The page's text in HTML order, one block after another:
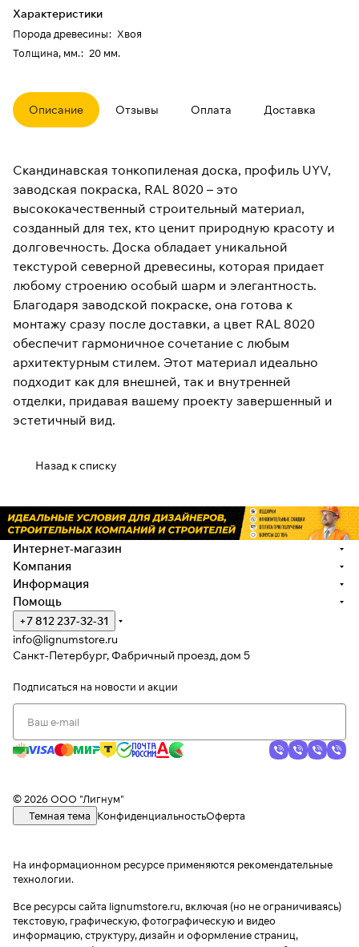
Характеристики
Порода древесины: Хвоя
Толщина, мм.: 20 мм.
Описание Отзывы Оплата Доставка
Скандинавская тонкопиленая доска, профиль UYV,
заводская покраска, RAL 8020 – это
высококачественный строительный материал,
созданный для тех, кто ценит природную красоту и
долговечность. Доска обладает уникальной
текстурой северной древесины, которая придает
любому строению особый шарм и элегантность.
Благодаря заводской покраске, она готова к
монтажу сразу после доставки, а цвет RAL 8020
обеспечит гармоничное сочетание с любым
архитектурным стилем. Этот материал идеально
подходит как для внешней, так и внутренней
отделки, придавая вашему проекту завершенный и
эстетичный вид.
Назад к списку
Интернет-магазин
Компания
Информация
Помощь
+7 812 237-32-31
info@lignumstore.ru
Санкт-Петербург, Фабричный проезд, дом 5
Подписаться на новости и акции
© 2026 ООО "Лигнум"
Темная тема
КонфиденциальностьОферта
На информационном ресурсе применяются рекомендательные
технологии.
Все ресурсы сайта lignumstore.ru, включая (но не ограничиваясь)
текстовую, графическую, фотографическую и видео
информацию, структуру, дизайн и оформление страниц,